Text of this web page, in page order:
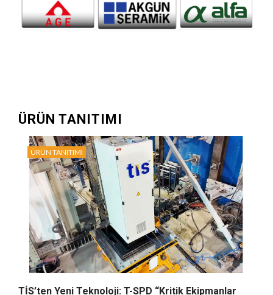
ÜRÜN TANITIMI
ÜRÜN TANITIMI
TİS’ten Yeni Teknoloji: T-SPD “Kritik Ekipmanlar